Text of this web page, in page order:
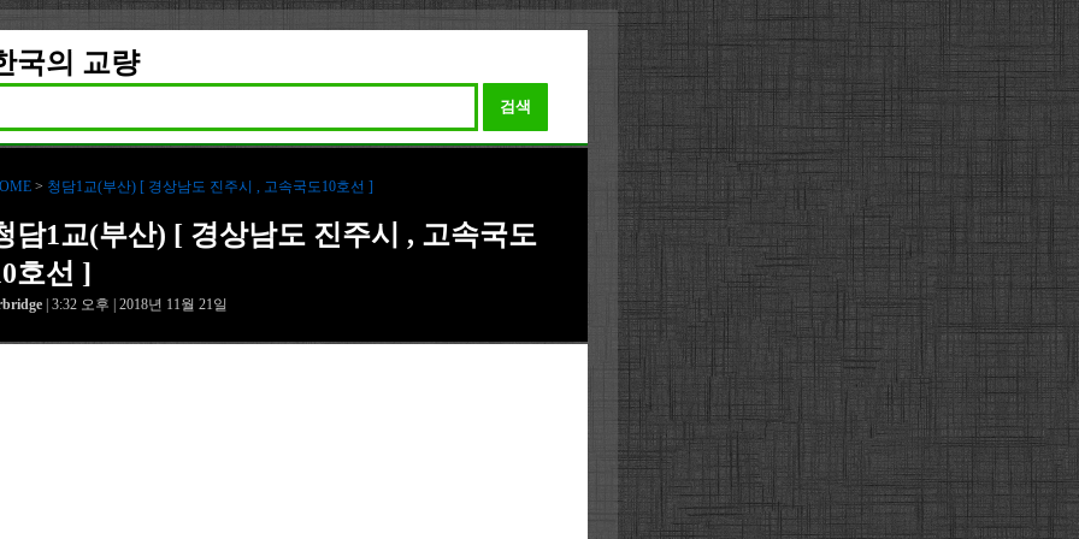
국의 교량
검색
> 청담1교(부산) [ 경상남도 진주시 , 고속국도10호선 ]
담1교(부산) [ 경상남도 진주시 , 고속국도
호선 ]
| 3:32 오후 | 2018년 11월 21일